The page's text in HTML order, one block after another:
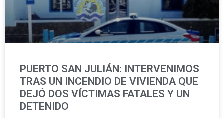
PUERTO SAN JULIÁN: INTERVENIMOS
TRAS UN INCENDIO DE VIVIENDA QUE
DEJÓ DOS VÍCTIMAS FATALES Y UN
DETENIDO